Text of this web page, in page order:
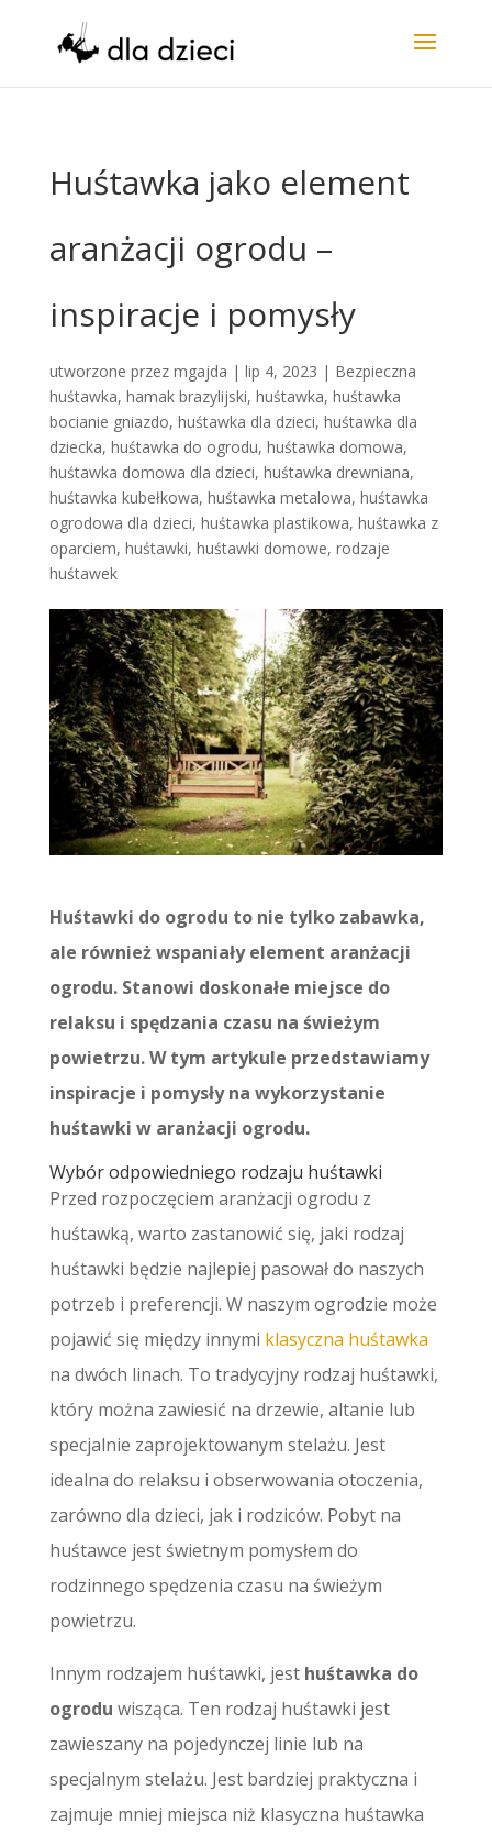
Huśtawka jako element
aranżacji ogrodu –
inspiracje i pomysły
utworzone przez mgajda | lip 4, 2023 | Bezpieczna
huśtawka, hamak brazylijski, huśtawka, huśtawka
bocianie gniazdo, huśtawka dla dzieci, huśtawka dla
dziecka, huśtawka do ogrodu, huśtawka domowa,
huśtawka domowa dla dzieci, huśtawka drewniana,
huśtawka kubełkowa, huśtawka metalowa, huśtawka
ogrodowa dla dzieci, huśtawka plastikowa, huśtawka z
oparciem, huśtawki, huśtawki domowe, rodzaje
huśtawek
Huśtawki do ogrodu to nie tylko zabawka,
ale również wspaniały element aranżacji
ogrodu. Stanowi doskonałe miejsce do
relaksu i spędzania czasu na świeżym
powietrzu. W tym artykule przedstawiamy
inspiracje i pomysły na wykorzystanie
huśtawki w aranżacji ogrodu.
Wybór odpowiedniego rodzaju huśtawki
Przed rozpoczęciem aranżacji ogrodu z
huśtawką, warto zastanowić się, jaki rodzaj
huśtawki będzie najlepiej pasował do naszych
potrzeb i preferencji. W naszym ogrodzie może
pojawić się między innymi klasyczna huśtawka
na dwóch linach. To tradycyjny rodzaj huśtawki,
który można zawiesić na drzewie, altanie lub
specjalnie zaprojektowanym stelażu. Jest
idealna do relaksu i obserwowania otoczenia,
zarówno dla dzieci, jak i rodziców. Pobyt na
huśtawce jest świetnym pomysłem do
rodzinnego spędzenia czasu na świeżym
powietrzu.
Innym rodzajem huśtawki, jest huśtawka do
ogrodu wisząca. Ten rodzaj huśtawki jest
zawieszany na pojedynczej linie lub na
specjalnym stelażu. Jest bardziej praktyczna i
zajmuje mniej miejsca niż klasyczna huśtawka